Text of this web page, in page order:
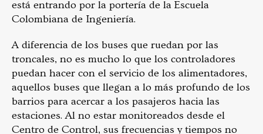
está entrando por la portería de la Escuela
Colombiana de Ingeniería.
A diferencia de los buses que ruedan por las
troncales, no es mucho lo que los controladores
puedan hacer con el servicio de los alimentadores,
aquellos buses que llegan a lo más profundo de los
barrios para acercar a los pasajeros hacia las
estaciones. Al no estar monitoreados desde el
Centro de Control, sus frecuencias y tiempos no